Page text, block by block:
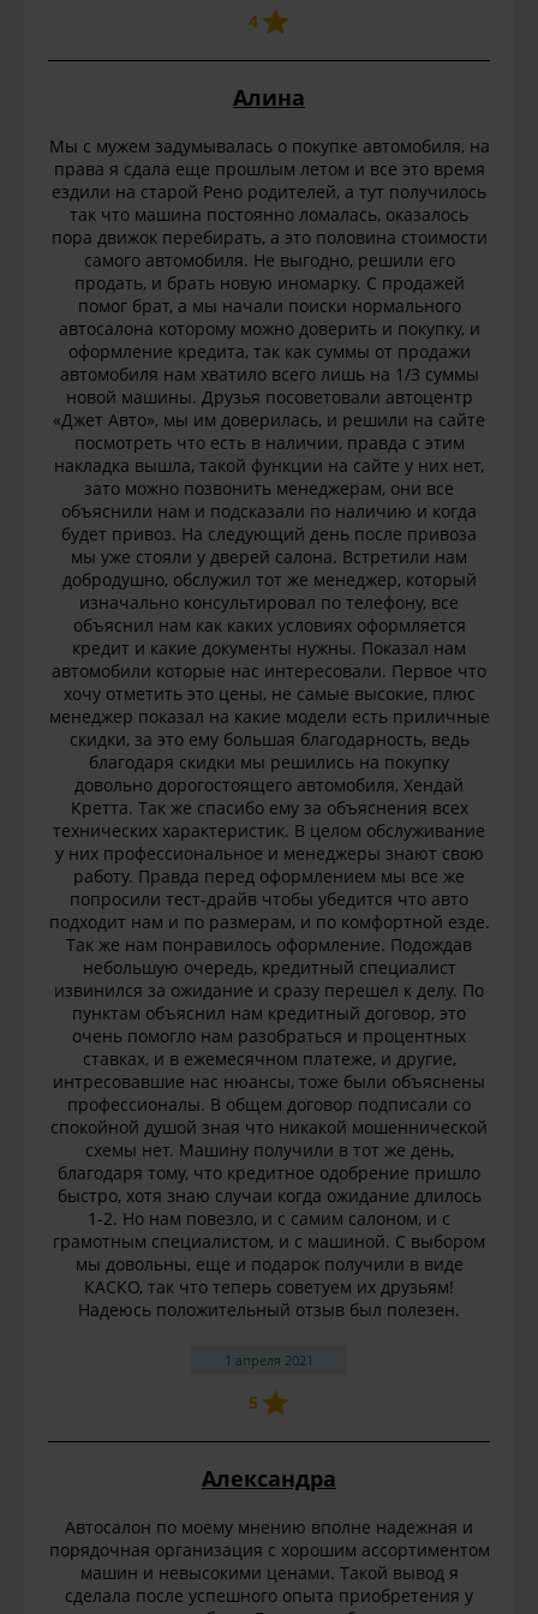
4
Алина
Мы с мужем задумывалась о покупке автомобиля, на
права я сдала еще прошлым летом и все это время
ездили на старой Рено родителей, а тут получилось
так что машина постоянно ломалась, оказалось
пора движок перебирать, а это половина стоимости
самого автомобиля. Не выгодно, решили его
продать, и брать новую иномарку. С продажей
помог брат, а мы начали поиски нормального
автосалона которому можно доверить и покупку, и
оформление кредита, так как суммы от продажи
автомобиля нам хватило всего лишь на 1/3 суммы
новой машины. Друзья посоветовали автоцентр
«Джет Авто», мы им доверилась, и решили на сайте
посмотреть что есть в наличии, правда с этим
накладка вышла, такой функции на сайте у них нет,
зато можно позвонить менеджерам, они все
объяснили нам и подсказали по наличию и когда
будет привоз. На следующий день после привоза
мы уже стояли у дверей салона. Встретили нам
добродушно, обслужил тот же менеджер, который
изначально консультировал по телефону, все
объяснил нам как каких условиях оформляется
кредит и какие документы нужны. Показал нам
автомобили которые нас интересовали. Первое что
хочу отметить это цены, не самые высокие, плюс
менеджер показал на какие модели есть приличные
скидки, за это ему большая благодарность, ведь
благодаря скидки мы решились на покупку
довольно дорогостоящего автомобиля, Хендай
Кретта. Так же спасибо ему за объяснения всех
технических характеристик. В целом обслуживание
у них профессиональное и менеджеры знают свою
работу. Правда перед оформлением мы все же
попросили тест-драйв чтобы убедится что авто
подходит нам и по размерам, и по комфортной езде.
Так же нам понравилось оформление. Подождав
небольшую очередь, кредитный специалист
извинился за ожидание и сразу перешел к делу. По
пунктам объяснил нам кредитный договор, это
очень помогло нам разобраться и процентных
ставках, и в ежемесячном платеже, и другие,
интресовавшие нас нюансы, тоже были объяснены
профессионалы. В общем договор подписали со
спокойной душой зная что никакой мошеннической
схемы нет. Машину получили в тот же день,
благодаря тому, что кредитное одобрение пришло
быстро, хотя знаю случаи когда ожидание длилось
1-2. Но нам повезло, и с самим салоном, и с
грамотным специалистом, и с машиной. С выбором
мы довольны, еще и подарок получили в виде
КАСКО, так что теперь советуем их друзьям!
Надеюсь положительный отзыв был полезен.
1 апреля 2021
5
Александра
Автосалон по моему мнению вполне надежная и
порядочная организация с хорошим ассортиментом
машин и невысокими ценами. Такой вывод я
сделала после успешного опыта приобретения у